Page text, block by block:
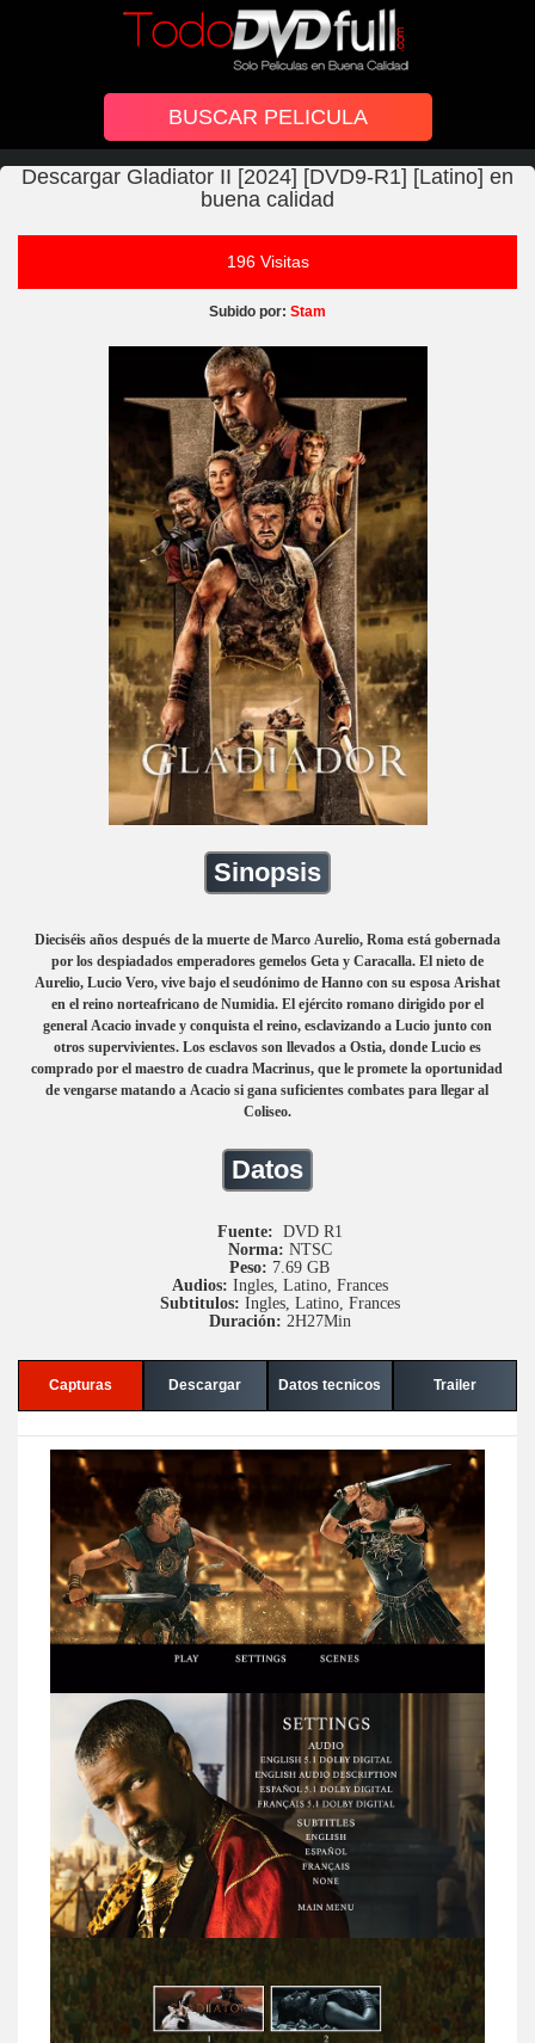
Descargar Gladiator II [2024] [DVD9-R1] [Latino] en
buena calidad
196 Visitas
Subido por: Stam
Sinopsis
Dieciséis años después de la muerte de Marco Aurelio, Roma está gobernada
por los despiadados emperadores gemelos Geta y Caracalla. El nieto de
Aurelio, Lucio Vero, vive bajo el seudónimo de Hanno con su esposa Arishat
en el reino norteafricano de Numidia. El ejército romano dirigido por el
general Acacio invade y conquista el reino, esclavizando a Lucio junto con
otros supervivientes. Los esclavos son llevados a Ostia, donde Lucio es
comprado por el maestro de cuadra Macrinus, que le promete la oportunidad
de vengarse matando a Acacio si gana suficientes combates para llegar al
Coliseo.
Datos
Fuente: DVD R1
Norma: NTSC
Peso: 7.69 GB
Audios: Ingles, Latino, Frances
Subtitulos: Ingles, Latino, Frances
Duración: 2H27Min
Capturas Descargar Datos tecnicos Trailer